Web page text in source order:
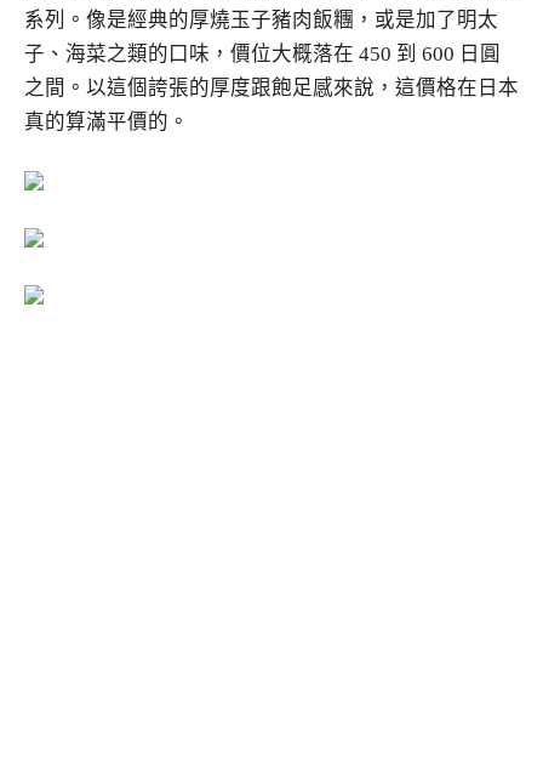
系列。像是經典的厚燒玉子豬肉飯糰，或是加了明太
子、海菜之類的口味，價位大概落在 450 到 600 日圓
之間。以這個誇張的厚度跟飽足感來說，這價格在日本
真的算滿平價的。